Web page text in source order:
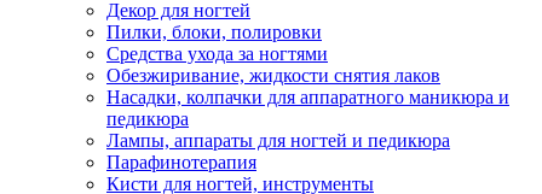
Декор для ногтей
Пилки, блоки, полировки
Средства ухода за ногтями
Обезжиривание, жидкости снятия лаков
Насадки, колпачки для аппаратного маникюра и
педикюра
Лампы, аппараты для ногтей и педикюра
Парафинотерапия
Кисти для ногтей, инструменты